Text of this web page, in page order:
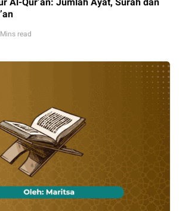
read